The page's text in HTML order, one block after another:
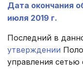
Дата окончания
июля 2019 г.
Последний в
утверждении
управления сетью